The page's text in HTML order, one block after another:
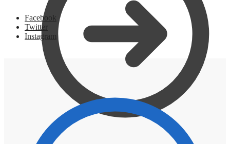
Facebook
Twitter
Instagram